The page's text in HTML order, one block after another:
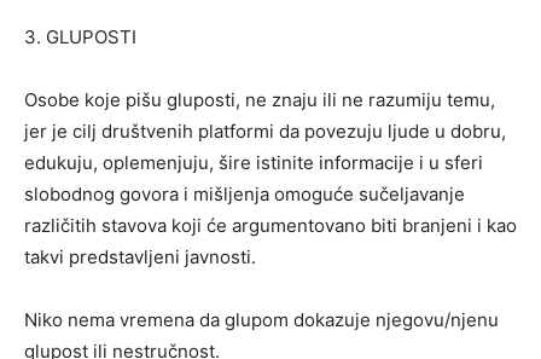
3. GLUPOSTI
Osobe koje pišu gluposti, ne znaju ili ne razumiju temu,
jer je cilj društvenih platformi da povezuju ljude u dobru,
edukuju, oplemenjuju, šire istinite informacije i u sferi
slobodnog govora i mišljenja omoguće sučeljavanje
različitih stavova koji će argumentovano biti branjeni i kao
takvi predstavljeni javnosti.
Niko nema vremena da glupom dokazuje njegovu/njenu
glupost ili nestručnost.